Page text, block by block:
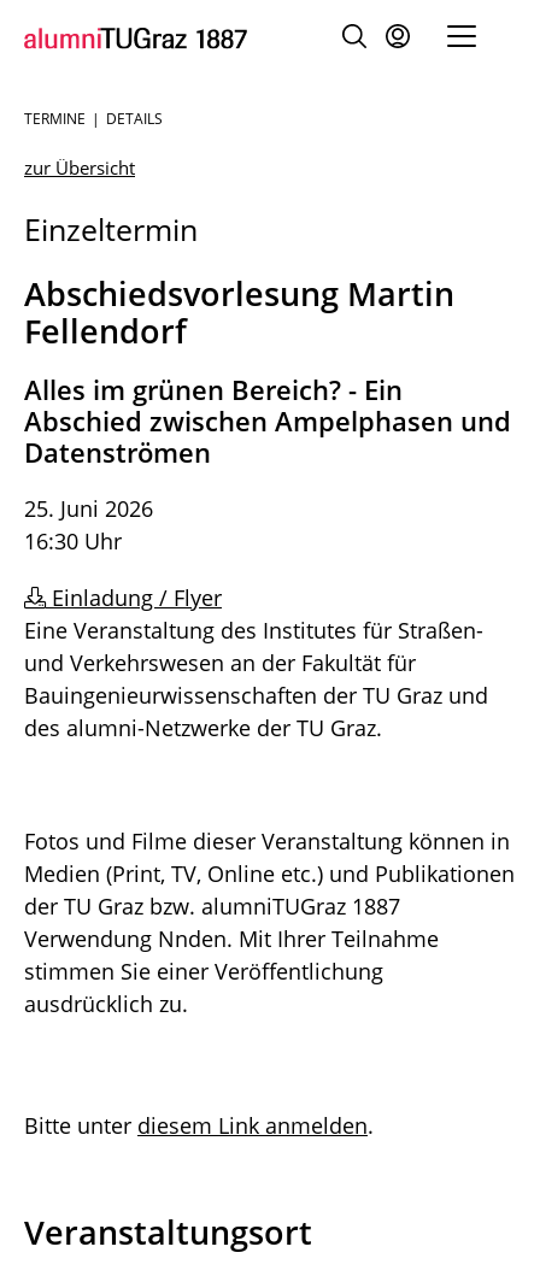
Sie
sind:
TERMINE DETAILS
zur Übersicht
Einzeltermin
Abschiedsvorlesung Martin
Fellendorf
Alles im grünen Bereich? - Ein
Abschied zwischen Ampelphasen und
Datenströmen
25. Juni 2026
16:30 Uhr
Einladung / Flyer
Eine Veranstaltung des Institutes für Straßen-
und Verkehrswesen an der Fakultät für
Bauingenieurwissenschaften der TU Graz und
des alumni-Netzwerke der TU Graz.
Fotos und Filme dieser Veranstaltung können in
Medien (Print, TV, Online etc.) und Publikationen
der TU Graz bzw. alumniTUGraz 1887
Verwendung Nnden. Mit Ihrer Teilnahme
stimmen Sie einer Veröffentlichung
ausdrücklich zu.
Bitte unter diesem Link anmelden.
Veranstaltungsort